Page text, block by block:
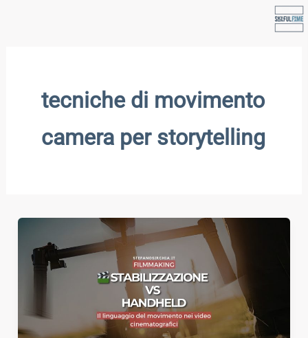
tecniche di movimento
camera per storytelling